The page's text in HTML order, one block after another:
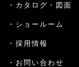
カタログ・図面
ショールーム
採用情報
お問い合わせ